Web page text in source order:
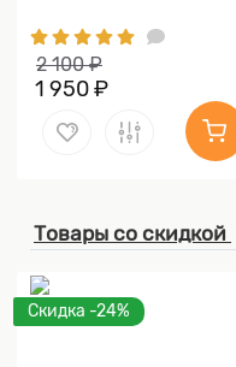
2 100 ₽
1 950 ₽
Товары со скидкой
Скидка -24%